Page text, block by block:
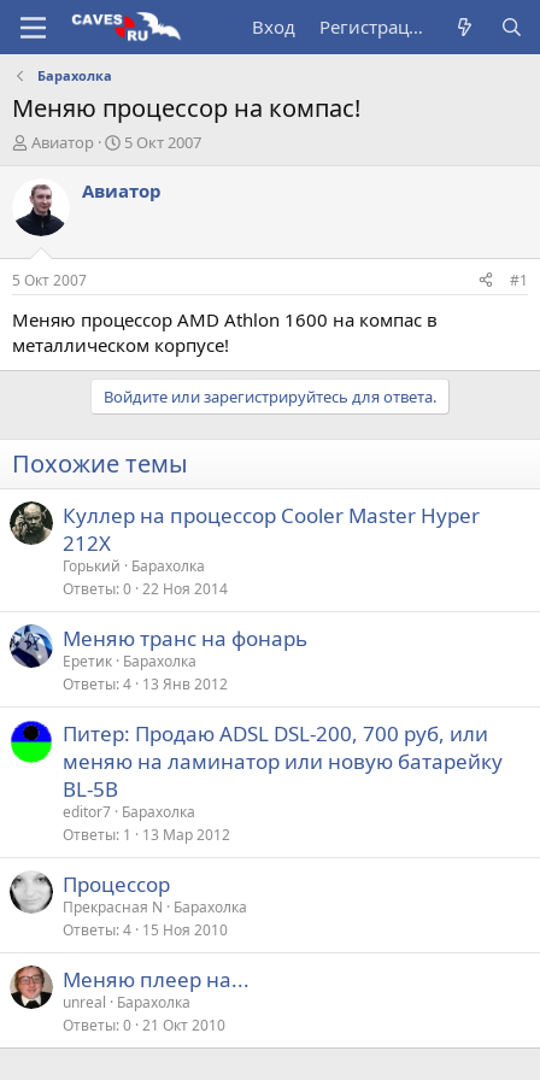
Вход Регистрация
Барахолка
Меняю процессор на компас!
А
т
о
т
е
м
ы
Авиатор
Д
т
а
л
а
5 Окт 2007
Авиатор
5 Окт 2007 #1
Меняю процессор AMD Athlon 1600 на компас в
металлическом корпусе!
Войдите или зарегистрируйтесь для ответа.
Похожие темы
Куллер на процессор Cooler Master Hyper
212X
Горький
Барахолка
Ответы 0 22 Ноя 2014
Меняю транс на фонарь
Еретик Барахолка
Ответы 4 13 Янв 2012
Питер: Продаю ADSL DSL-200, 700 руб, или
меняю на ламинатор или новую батарейку
BL-5B
editor7 Барахолка
Ответы 1 13 Мар 2012
Процессор
Прекрасная N
Барахолка
Ответы 4 15 Ноя 2010
Меняю плеер на...
unreal
Барахолка
Ответы 0 21 Окт 2010